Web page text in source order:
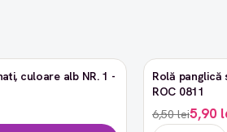
culoare alb NR. 1 -
-9%
Rolă panglică
ROC 0811
6,50 lei5,90